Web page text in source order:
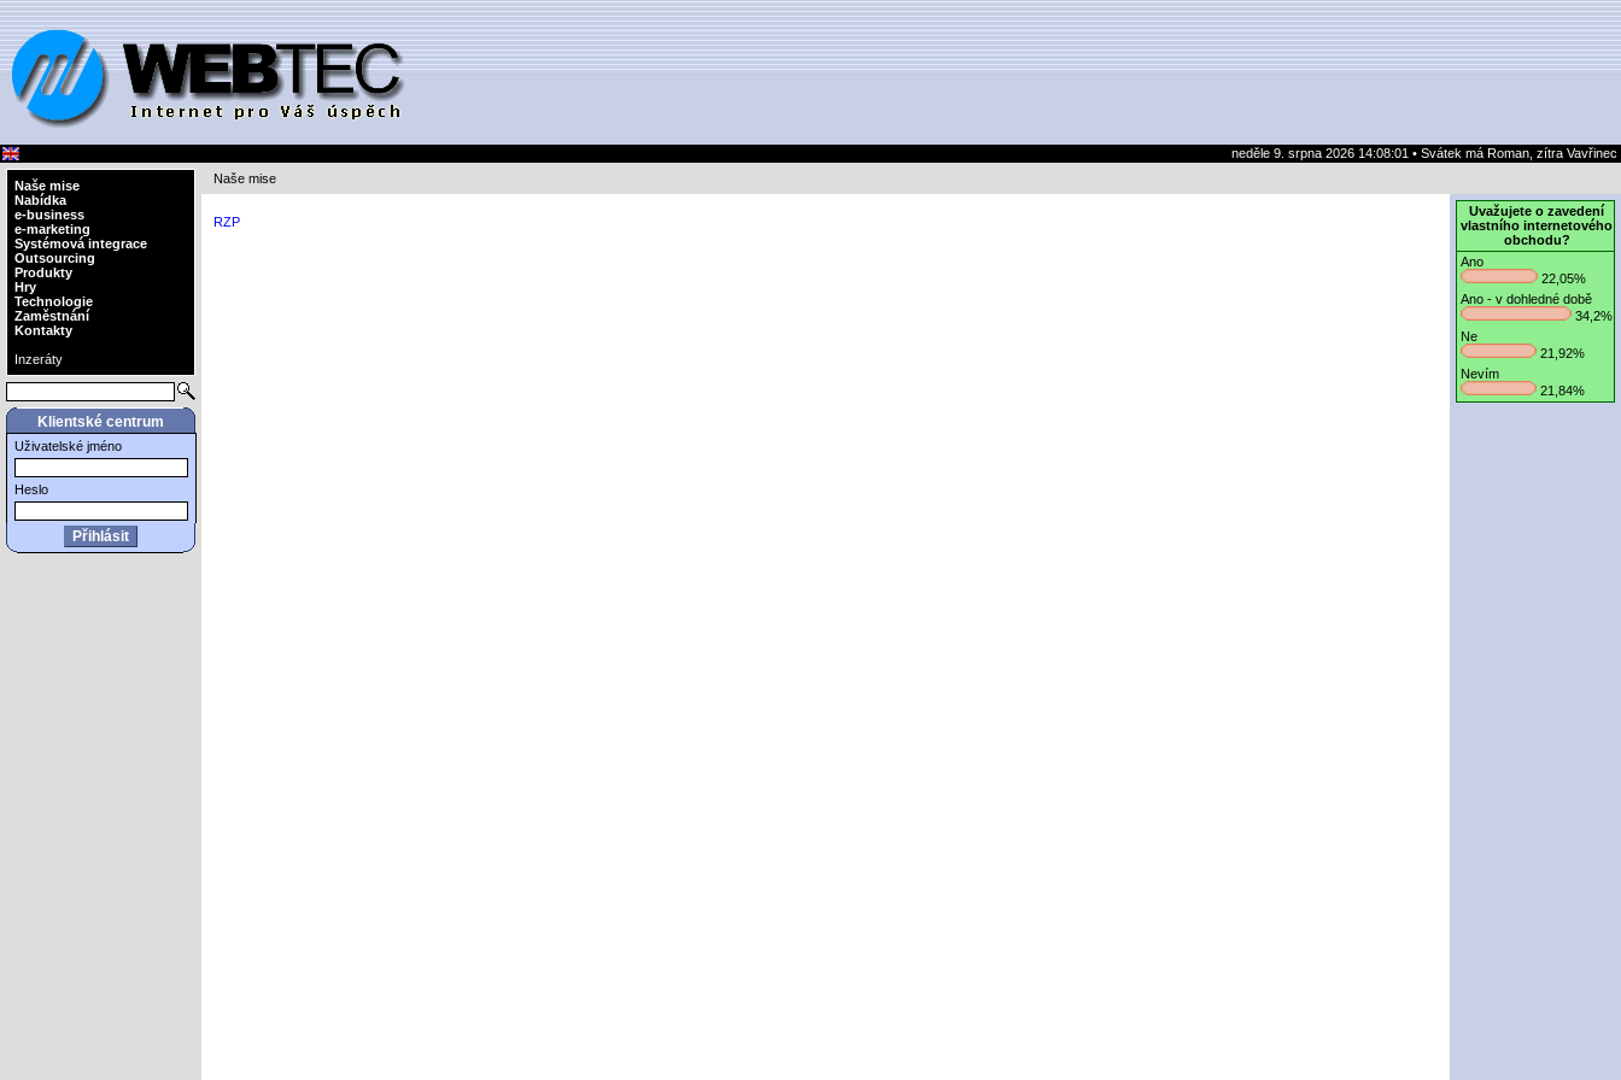
neděle 9. srpna 2026 14:08:01 • Svátek má Roman, zítra Vavřinec
Naše mise
Nabídka
e-business
e-marketing
Systémová integrace
Outsourcing
Produkty
Hry
Technologie
Zaměstnání
Kontakty
Inzeráty
Klientské centrum
Uživatelské jméno
Heslo
Naše mise
RZP
Uvažujete o zavedení
vlastního internetového
obchodu?
Ano
22,05%
Ano - v dohledné době
34,2%
Ne
21,92%
Nevím
21,84%